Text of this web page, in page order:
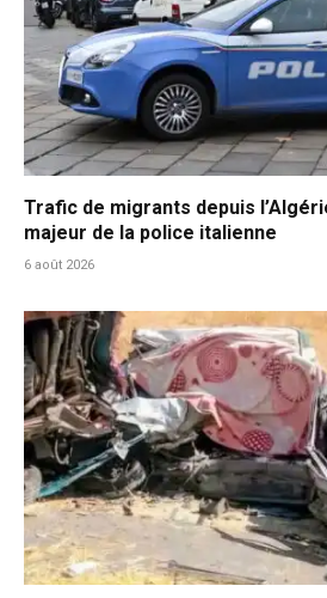
Trafic de migrants depuis
majeur de la police italienne
6 août 2026